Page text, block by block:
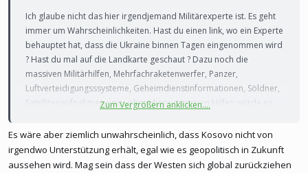
Ich glaube nicht das hier irgendjemand Militärexperte ist. Es geht
immer um Wahrscheinlichkeiten. Hast du einen link, wo ein Experte
behauptet hat, dass die Ukraine binnen Tagen eingenommen wird
? Hast du mal auf die Landkarte geschaut ? Dazu noch die
massiven Militärhilfen, Mehrfachraketenwerfer, Panzer,
Luftverteidigungsssysteme, Geheimdienstinformationen, Söldner,
Satellitenaufnahmen usw.. ohne diese massiven Hilfen würde es
sicher anders vorgestellt. Ganz schlechter Vergleich zu Kosovo
finde ich.
Zum Vergrößern anklicken....
Es wäre aber ziemlich unwahrscheinlich, dass Kosovo nicht von
irgendwo Unterstützung erhält, egal wie es geopolitisch in Zukunft
aussehen wird. Mag sein dass der Westen sich global zurückziehen